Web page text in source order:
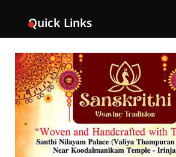
Quick Links
Latest
Exclusive
Sanchari
Contact
Crime